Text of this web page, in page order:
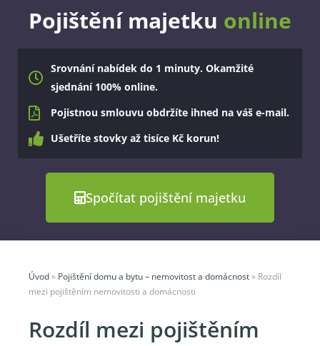
Pojištění majetku online
Srovnání nabídek do 1 minuty. Okamžité
sjednání 100% online.
Pojistnou smlouvu obdržíte ihned na váš e-mail.
Ušetříte stovky až tisíce Kč korun!
Spočítat pojištění majetku
Úvod » Pojištění domu a bytu – nemovitost a domácnost » Rozdíl
mezi pojištěním nemovitosti a domácnosti
Rozdíl mezi pojištěním